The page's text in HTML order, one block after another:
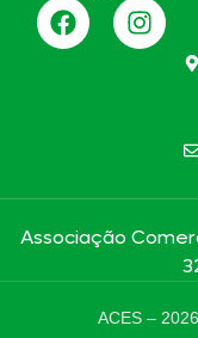
Associação
ACES – 2026